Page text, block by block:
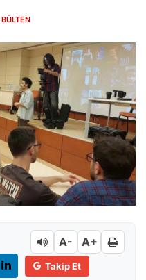
BÜLTEN
A- A+
Takip Et